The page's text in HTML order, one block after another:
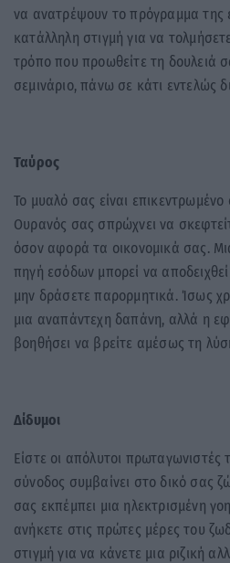
να ανατρέψουν το πρόγραμμα της
κατάλληλη στιγμή για να
τρόπο που προωθείτε τη δουλειά
σεμινάριο, πάνω σε κάτι εντελώς
Ταύρος
Το μυαλό σας είναι
Ουρανός σας σπρώχνει να
όσον αφορά τα οικονομικά σας.
πηγή εσόδων μπορεί να
μην δράσετε παρορμητικά. Ίσως
μια αναπάντεχη δαπάνη, αλλά η
βοηθήσει να βρείτε αμέσως τη
Δίδυμοι
Είστε οι απόλυτοι πρωταγωνιστές
σύνοδος συμβαίνει στο δικό σας
σας εκπέμπει μια ηλεκτρισμένη
ανήκετε στις πρώτες μέρες του
στιγμή για να κάνετε μια ριζική